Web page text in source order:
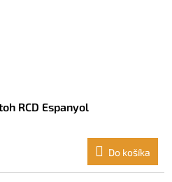
RCD Espanyol
Do košíka